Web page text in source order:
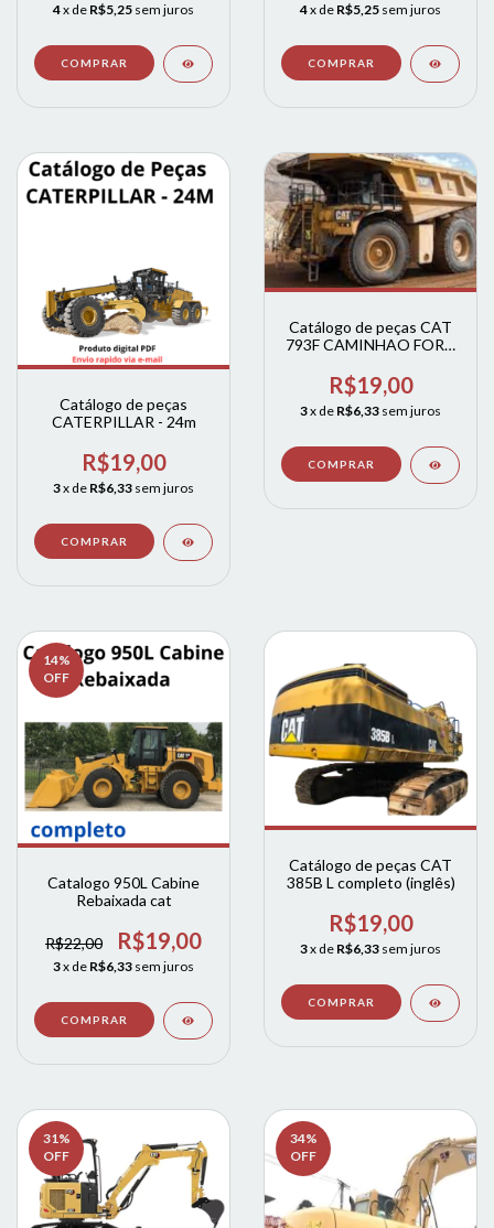
4x de R$5,25 sem juros 4x de R$5,25 sem juros
Catálogo de peças
CATERPILLAR - 24m
R$19,00
3x de R$6,33 sem juros
Catálogo de peças CAT
793F CAMINHAO FORA
R$19,00
3x de R$6,33 sem juros
14%
OFF
Catalogo 950L Cabine
Rebaixada cat
R$22,00 R$19,00
3x de R$6,33 sem juros
Catálogo de peças CAT
385B L completo (inglês)
R$19,00
3x de R$6,33 sem juros
31%
OFF
34%
OFF